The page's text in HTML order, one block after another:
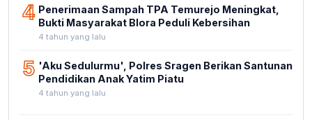
4 Penerimaan Sampah TPA Temurejo Meningkat,
Bukti Masyarakat Blora Peduli Kebersihan
4 tahun yang lalu
5 'Aku Sedulurmu', Polres Sragen Berikan Santunan
Pendidikan Anak Yatim Piatu
4 tahun yang lalu